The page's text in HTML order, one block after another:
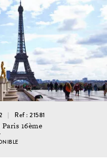
Ref : 21581
16ème